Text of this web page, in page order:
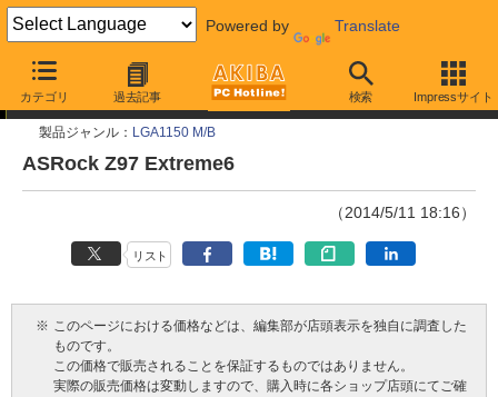
Powered by Translate
カテゴリ 過去記事 検索 Impressサイト
今週見つけた新製品
製品ジャンル： LGA1150 M/B
ASRock Z97 Extreme6
（2014/5/11 18:16）
リスト
※ このページにおける価格などは、編集部が店頭表示を独自に調査した
ものです。
この価格で販売されることを保証するものではありません。
実際の販売価格は変動しますので、購入時に各ショップ店頭にてご確